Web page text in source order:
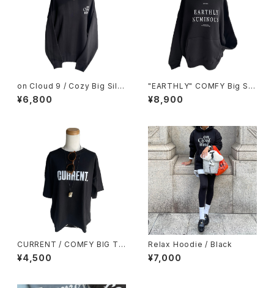
on Cloud 9 / Cozy Big Silh
ouette Sweat / Black
¥6,800
"EARTHLY" COMFY Big Sil
houette Hoodie / Black
¥8,900
CURRENT / COMFY BIG TE
E / BLACK
¥4,500
Relax Hoodie / Black
¥7,000